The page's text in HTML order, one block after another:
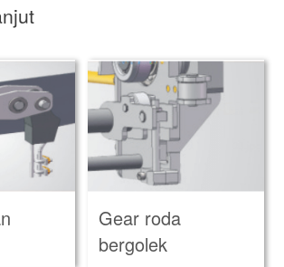
Gear roda
bergolek